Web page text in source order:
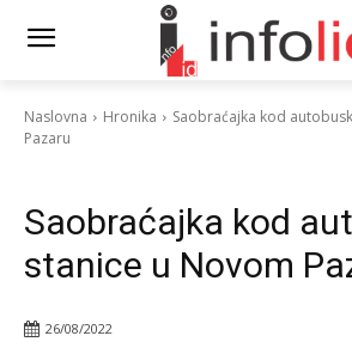
Naslovna Hronika
Saobraćajka kod
Pazaru
Saobraćajka kod
stanice u Novom
26/08/2022